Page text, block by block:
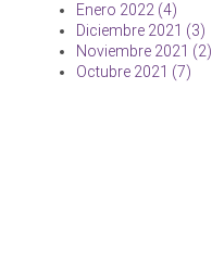
Enero 2022 (4)
Diciembre 2021 (3)
Noviembre 2021 (2)
Octubre 2021 (7)